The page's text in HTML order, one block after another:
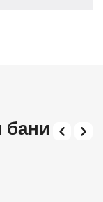
бани